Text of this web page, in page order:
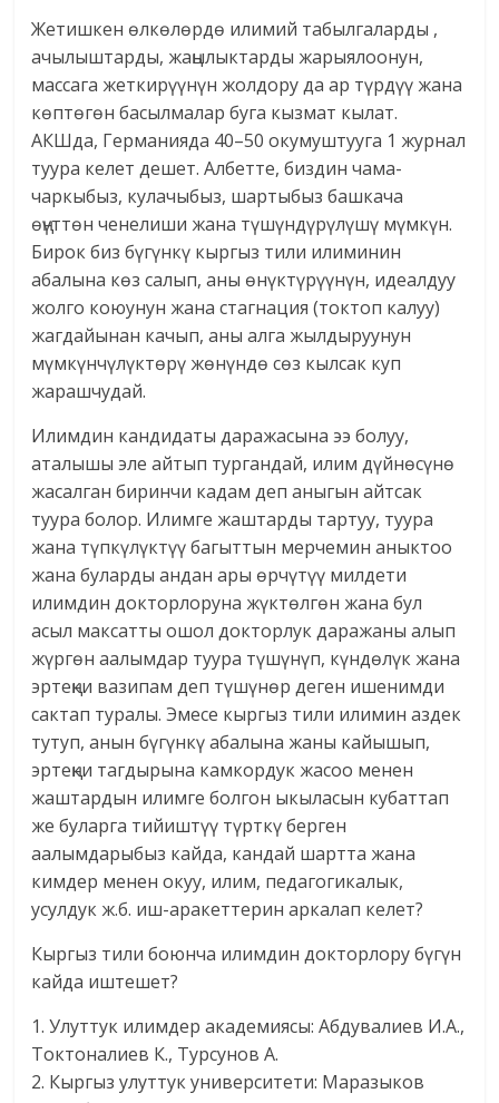
Жетишкен өлкөлөрдө илимий табылгаларды ,
ачылыштарды, жаңылыктарды жарыялоонун,
массага жеткирүүнүн жолдору да ар түрдүү жана
көптөгөн басылмалар буга кызмат кылат.
АКШда, Германияда 40–50 окумуштууга 1 журнал
туура келет дешет. Албетте, биздин чама-
чаркыбыз, кулачыбыз, шартыбыз башкача
өңүттөн ченелиши жана түшүндүрүлүшү мүмкүн.
Бирок биз бүгүнкү кыргыз тили илиминин
абалына көз салып, аны өнүктүрүүнүн, идеалдуу
жолго коюунун жана стагнация (токтоп калуу)
жагдайынан качып, аны алга жылдыруунун
мүмкүнчүлүктөрү жөнүндө сөз кылсак куп
жарашчудай.
Илимдин кандидаты даражасына ээ болуу,
аталышы эле айтып тургандай, илим дүйнөсүнө
жасалган биринчи кадам деп аныгын айтсак
туура болор. Илимге жаштарды тартуу, туура
жана түпкүлүктүү багыттын мерчемин аныктоо
жана буларды андан ары өрчүтүү милдети
илимдин докторлоруна жүктөлгөн жана бул
асыл максатты ошол докторлук даражаны алып
жүргөн аалымдар туура түшүнүп, күндөлүк жана
эртеңки вазипам деп түшүнөр деген ишенимди
сактап туралы. Эмесе кыргыз тили илимин аздек
тутуп, анын бүгүнкү абалына жаны кайышып,
эртеңки тагдырына камкордук жасоо менен
жаштардын илимге болгон ыкыласын кубаттап
же буларга тийиштүү түрткү берген
аалымдарыбыз кайда, кандай шартта жана
кимдер менен окуу, илим, педагогикалык,
усулдук ж.б. иш-аракеттерин аркалап келет?
Кыргыз тили боюнча илимдин докторлору бүгүн
кайда иштешет?
1. Улуттук илимдер академиясы: Абдувалиев И.А.,
Токтоналиев К., Турсунов А.
2. Кыргыз улуттук университети: Маразыков